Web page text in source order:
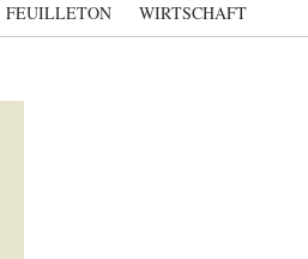
FEUILLETON WIRTSCHAFT